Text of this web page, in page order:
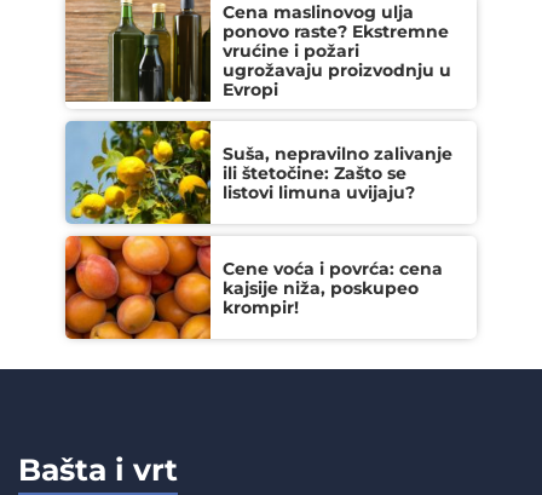
Cena maslinovog ulja
ponovo raste? Ekstremne
vrućine i požari
ugrožavaju proizvodnju u
Evropi
Suša, nepravilno zalivanje
ili štetočine: Zašto se
listovi limuna uvijaju?
Cene voća i povrća: cena
kajsije niža, poskupeo
krompir!
Bašta i vrt